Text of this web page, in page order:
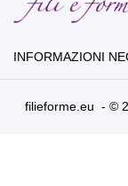
INFORMAZIONI
filieforme.eu - ©